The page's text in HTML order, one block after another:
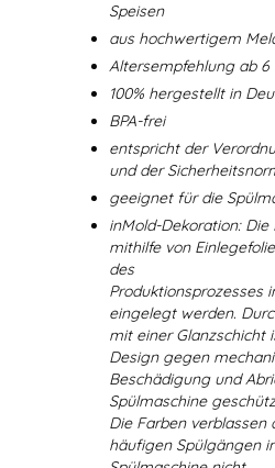
Speisen
aus hochwertigem
Altersempfehlung ab 6
100% hergestellt in
BPA-frei
entspricht der
und der
geeignet für die
inMold-Dekoration:
mithilfe von
des
Produktionsprozesses
eingelegt werden.
mit einer Glanzschicht
Design gegen
Beschädigung und
Spülmaschine
Die Farben verblassen
häufigen Spülgängen